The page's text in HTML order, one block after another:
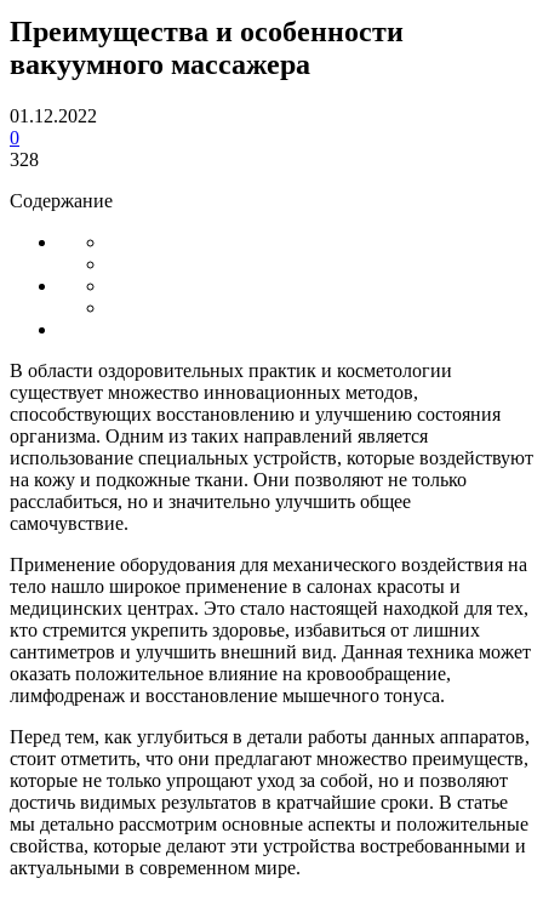
Преимущества и особенности
вакуумного массажера
01.12.2022
0
328
Содержание
В области оздоровительных практик и косметологии
существует множество инновационных методов,
способствующих восстановлению и улучшению состояния
организма. Одним из таких направлений является
использование специальных устройств, которые воздействуют
на кожу и подкожные ткани. Они позволяют не только
расслабиться, но и значительно улучшить общее
самочувствие.
Применение оборудования для механического воздействия на
тело нашло широкое применение в салонах красоты и
медицинских центрах. Это стало настоящей находкой для тех,
кто стремится укрепить здоровье, избавиться от лишних
сантиметров и улучшить внешний вид. Данная техника может
оказать положительное влияние на кровообращение,
лимфодренаж и восстановление мышечного тонуса.
Перед тем, как углубиться в детали работы данных аппаратов,
стоит отметить, что они предлагают множество преимуществ,
которые не только упрощают уход за собой, но и позволяют
достичь видимых результатов в кратчайшие сроки. В статье
мы детально рассмотрим основные аспекты и положительные
свойства, которые делают эти устройства востребованными и
актуальными в современном мире.